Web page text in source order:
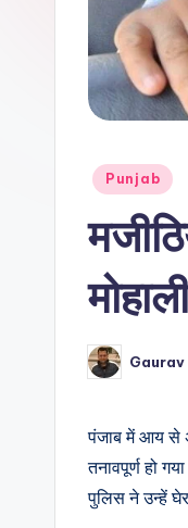
mPosted
Punjab
Posted
by
पंजाब में आय से
तनावपूर्ण हो
पुलिस ने उन्हें